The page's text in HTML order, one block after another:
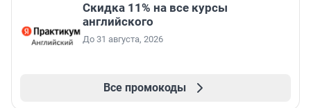
Скидка 11% на все курсы
английского
До 31 августа, 2026
Все промокоды